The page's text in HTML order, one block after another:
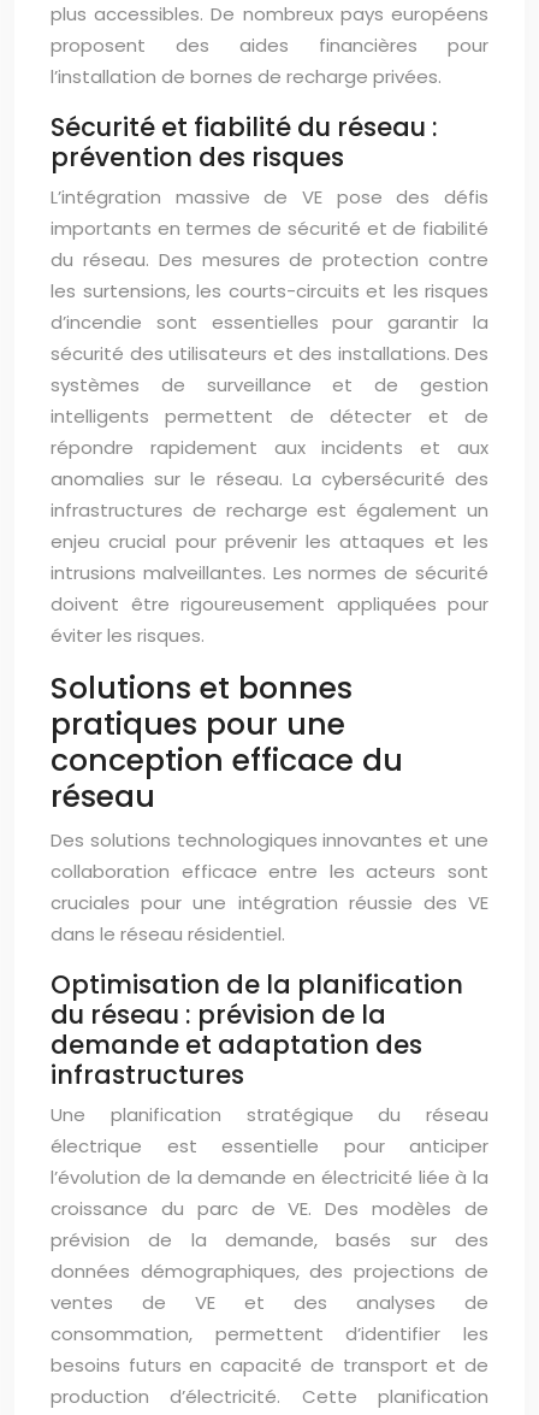
plus accessibles. De nombreux pays européens
proposent des aides financières pour
l’installation de bornes de recharge privées.
Sécurité et fiabilité du réseau :
prévention des risques
L’intégration massive de VE pose des défis
importants en termes de sécurité et de fiabilité
du réseau. Des mesures de protection contre
les surtensions, les courts-circuits et les risques
d’incendie sont essentielles pour garantir la
sécurité des utilisateurs et des installations. Des
systèmes de surveillance et de gestion
intelligents permettent de détecter et de
répondre rapidement aux incidents et aux
anomalies sur le réseau. La cybersécurité des
infrastructures de recharge est également un
enjeu crucial pour prévenir les attaques et les
intrusions malveillantes. Les normes de sécurité
doivent être rigoureusement appliquées pour
éviter les risques.
Solutions et bonnes
pratiques pour une
conception efficace du
réseau
Des solutions technologiques innovantes et une
collaboration efficace entre les acteurs sont
cruciales pour une intégration réussie des VE
dans le réseau résidentiel.
Optimisation de la planification
du réseau : prévision de la
demande et adaptation des
infrastructures
Une planification stratégique du réseau
électrique est essentielle pour anticiper
l’évolution de la demande en électricité liée à la
croissance du parc de VE. Des modèles de
prévision de la demande, basés sur des
données démographiques, des projections de
ventes de VE et des analyses de
consommation, permettent d’identifier les
besoins futurs en capacité de transport et de
production d’électricité. Cette planification